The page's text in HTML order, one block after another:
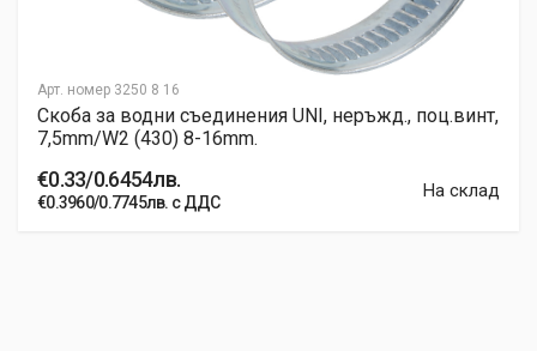
Арт. номер 3250 8 16
Скоба за водни съединения UNI, неръжд., поц.винт,
7,5mm/W2 (430) 8-16mm.
€0.33/0.6454лв.
€0.3960/0.7745лв. с ДДС
На склад